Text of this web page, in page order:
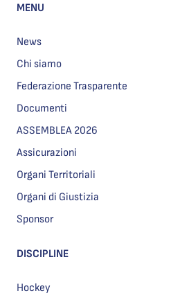
MENU
News
Chi siamo
Federazione Trasparente
Documenti
ASSEMBLEA 2026
Assicurazioni
Organi Territoriali
Organi di Giustizia
Sponsor
DISCIPLINE
Hockey